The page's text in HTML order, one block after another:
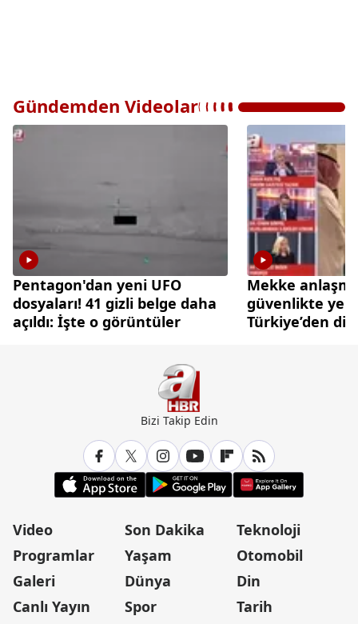
Gündemden Videolar
Pentagon'dan yeni UFO
dosyaları! 41 gizli belge daha
açıldı: İşte o görüntüler
Mekke
güvenlikte
Türkiye’den
Bizi Takip Edin
Video
Programlar
Galeri
Canlı Yayın
Son Dakika
Yaşam
Dünya
Spor
Teknoloji
Otomobil
Din
Tarih